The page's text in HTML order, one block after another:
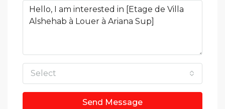
Select
Send Message